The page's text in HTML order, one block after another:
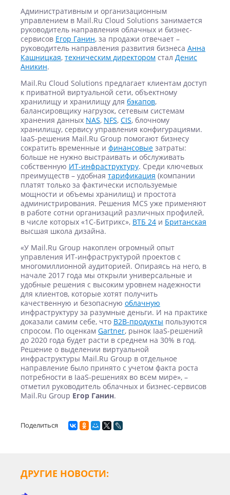
Административным и организационным
управлением в Mail.Ru Cloud Solutions занимается
руководитель направления облачных и бизнес-
сервисов Егор Ганин, за продажи отвечает –
руководитель направления развития бизнеса Анна
Кашницкая, техническим директором стал Денис
Аникин.
Mail.Ru Cloud Solutions предлагает клиентам доступ
к приватной виртуальной сети, объектному
хранилищу и хранилищу для бэкапов,
балансировщику нагрузок, сетевым системам
хранения данных NAS, NFS, CIS, блочному
хранилищу, сервису управления конфигурациями.
IaaS-решения Mail.Ru Group помогают бизнесу
сократить временные и финансовые затраты:
больше не нужно выстраивать и обслуживать
собственную ИТ-инфраструктуру. Среди ключевых
преимуществ – удобная тарификация (компании
платят только за фактически используемые
мощности и объемы хранилищ) и простота
администрирования. Решения MCS уже применяют
в работе сотни организаций различных профилей,
в числе которых «1С-Битрикс», ВТБ 24 и Британская
высшая школа дизайна.
«У Mail.Ru Group накоплен огромный опыт
управления ИТ-инфраструктурой проектов с
многомиллионной аудиторией. Опираясь на него, в
начале 2017 года мы открыли универсальные и
удобные решения с высоким уровнем надежности
для клиентов, которые хотят получить
качественную и безопасную облачную
инфраструктуру за разумные деньги. И на практике
доказали самим себе, что B2B-продукты пользуются
спросом. По оценкам Gartner, рынок IaaS-решений
до 2020 года будет расти в среднем на 30% в год.
Решение о выделении виртуальной
инфраструктуры Mail.Ru Group в отдельное
направление было принято с учетом факта роста
потребности в IaaS-решениях во всем мире», –
отметил руководитель облачных и бизнес-сервисов
Mail.Ru Group Егор Ганин.
Поделиться
ДРУГИЕ НОВОСТИ: